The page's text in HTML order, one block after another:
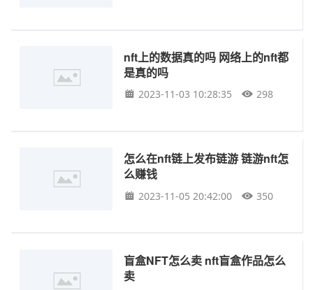
nft上的数据真的吗 网络上的nft都
是真的吗
2023-11-03 10:28:35 298
怎么在nft链上发布链游 链游nft怎
么赚钱
2023-11-05 20:42:00 350
盲盒NFT怎么卖 nft盲盒作品怎么
卖